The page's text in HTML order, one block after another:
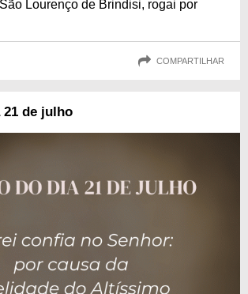
Lourenço de Brindisi, rogai por
COMPARTILHAR
de julho